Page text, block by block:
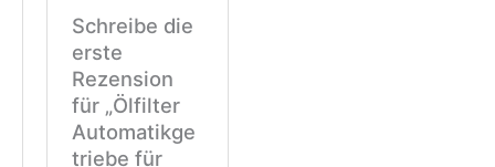
Schreibe die
erste
Rezension
für „Ölfilter
Automatikge
triebe für